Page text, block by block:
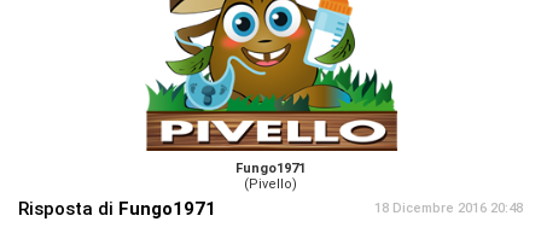
Fungo1971
(Pivello)
Risposta di Fungo1971 18 Dicembre 2016 20:48